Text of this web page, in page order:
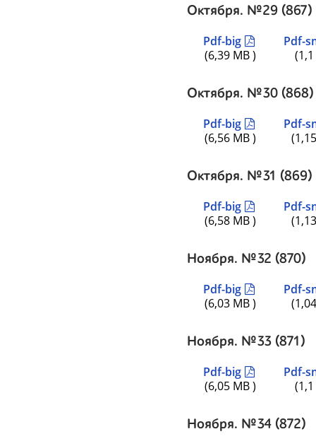
Октября. №29 (867)
Pdf-big
(6,39 MB )
Pdf-
Октября. №30 (868)
Pdf-big
(6,56 MB )
Pdf-
Октября. №31 (869)
Pdf-big
(6,58 MB )
Pdf-
Ноября. №32 (870)
Pdf-big
(6,03 MB )
Pdf-
Ноября. №33 (871)
Pdf-big
(6,05 MB )
Pdf-
Ноября. №34 (872)